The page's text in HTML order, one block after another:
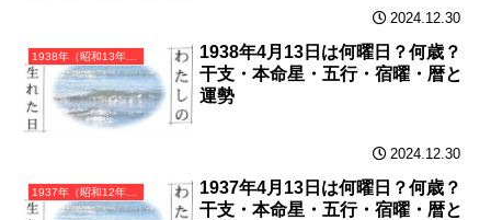
2024.12.30
1938年（昭和13年）戊寅（つちのえとら）・寅年（とら年）カレンダー（月曜はじまり）
1938年4月13日は何曜日？何歳？
干支・本命星・五行・宿曜・暦と
運勢
2024.12.30
1937年（昭和12年）丁丑（ひのとうし）・丑年（うし年）カレンダー（月曜はじまり）
1937年4月13日は何曜日？何歳？
干支・本命星・五行・宿曜・暦と